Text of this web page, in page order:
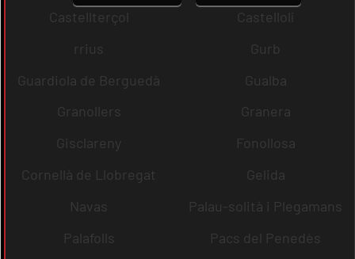
Castellterçol
Castellolí
rrius
Gurb
Guardiola de Berguedà
Gualba
Granollers
Granera
Gisclareny
Fonollosa
Cornellà de Llobregat
Gelida
Navas
Palau-solità i Plegamans
Palafolls
Pacs del Penedès